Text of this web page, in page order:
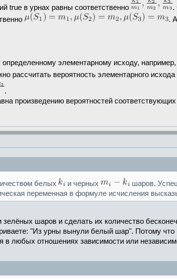
true в урнах равны соответственно
.
.
определенному элементарному исходу, например,
рассчитать вероятность элементарного исхода
.
произведению вероятностей
белых и черных
шаров.
переменная в формуле исчисления
шаров и сделать их количество
"Из урны вынули белый шар". Потому
любых отношениях зависимости или